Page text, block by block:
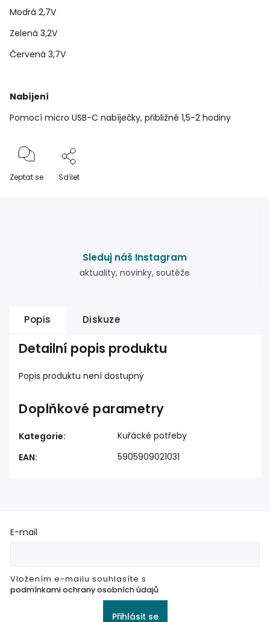
Modrá 2,7V
Zelená 3,2V
Červená 3,7V
Nabíjení
Pomocí micro USB-C nabíječky, přibližně 1,5-2 hodiny
Zeptat se Sdílet
Sleduj náš Instagram
aktuality, novinky, soutěže
Popis Diskuze
Detailní popis produktu
Popis produktu není dostupný
Doplňkové parametry
Kategorie:
Kuřácké potřeby
EAN: 5905909021031
E-mail
Vložením e-mailu souhlasíte s
podmínkami ochrany osobních údajů
Přihlásit se